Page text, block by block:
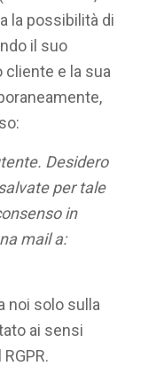
la possibilità di
il suo
e la sua
Desidero
per tale
in
mail a:
noi solo sulla
ai sensi